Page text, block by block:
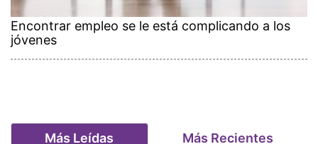
Encontrar empleo se le está complicando a los
jóvenes
Más Leídas Más Recientes